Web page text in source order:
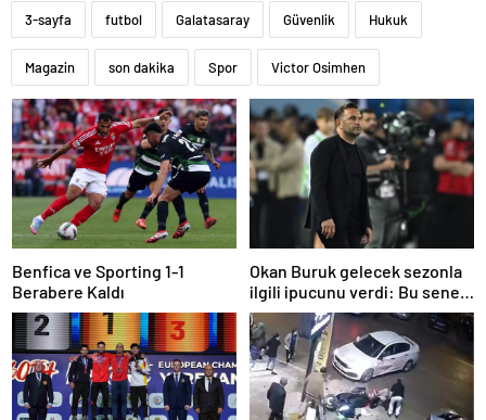
3-sayfa futbol Galatasaray Güvenlik Hukuk
Magazin son dakika Spor Victor Osimhen
Benfica ve Sporting 1-1
Berabere Kaldı
Okan Buruk gelecek sezonla
ilgili ipucunu verdi: Bu sene
3, seneye de 4